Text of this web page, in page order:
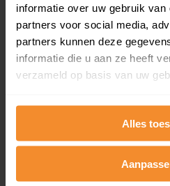
informatie over uw gebruik
partners voor social media,
partners kunnen deze
informatie die u aan ze heeft
verzameld op basis van uw
Alles
Op aanvraag